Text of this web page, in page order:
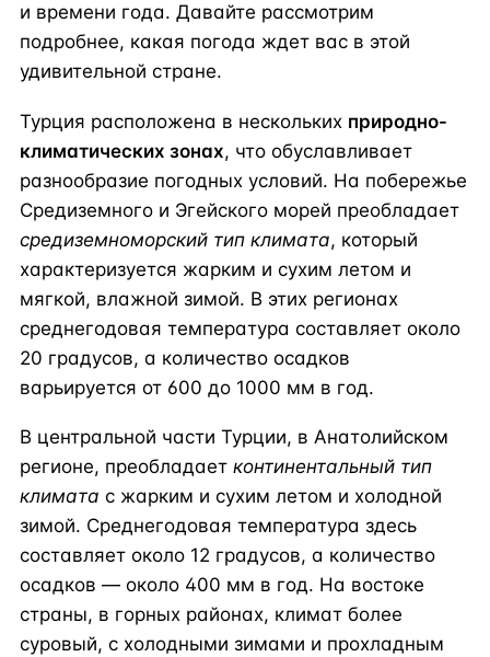
и времени года. Давайте рассмотрим
подробнее, какая погода ждет вас в этой
удивительной стране.
Турция расположена в нескольких природно-
климатических зонах, что обуславливает
разнообразие погодных условий. На побережье
Средиземного и Эгейского морей преобладает
средиземноморский тип климата, который
характеризуется жарким и сухим летом и
мягкой, влажной зимой. В этих регионах
среднегодовая температура составляет около
20 градусов, а количество осадков
варьируется от 600 до 1000 мм в год.
В центральной части Турции, в Анатолийском
регионе, преобладает континентальный тип
климата с жарким и сухим летом и холодной
зимой. Среднегодовая температура здесь
составляет около 12 градусов, а количество
осадков — около 400 мм в год. На востоке
страны, в горных районах, климат более
суровый, с холодными зимами и прохладным